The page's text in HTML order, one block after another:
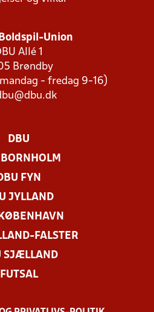
Union
Allé 1
Brøndby
- fredag 9-16)
DBU
BORNHOLM
FYN
JYLLAND
FALSTER
SJÆLLAND
FUTSAL